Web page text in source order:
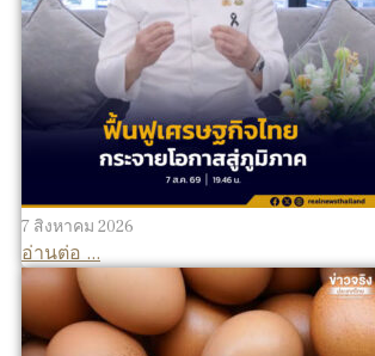
7 สิงหาคม 2026
อ่านต่อ ...